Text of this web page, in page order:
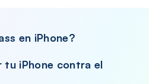
en iPhone?
iPhone contra el